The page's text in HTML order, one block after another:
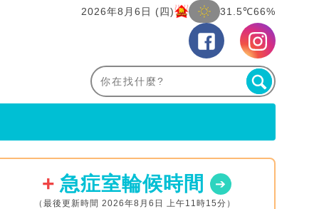
2026年8月6日 (四) 31.5℃66%
急症室輪候時間
（最後更新時間 2026年8月6日 上午11時15分）